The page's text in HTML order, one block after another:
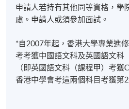
申請人若持有其他同等資格，學
慮。申請人或須參加面試。
*自2007年起，香港大學專業進
考考獲中國語文科及英國語文科
（即英國語文科（課程甲）考獲
香港中學會考這兩個科目考獲第2